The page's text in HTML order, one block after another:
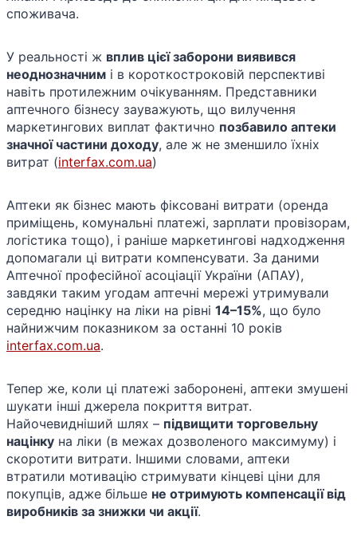
споживача.
У реальності ж вплив цієї заборони виявився
неоднозначним і в короткостроковій перспективі
навіть протилежним очікуванням. Представники
аптечного бізнесу зауважують, що вилучення
маркетингових виплат фактично позбавило аптеки
значної частини доходу, але ж не зменшило їхніх
витрат​ (interfax.com.ua)​
Аптеки як бізнес мають фіксовані витрати (оренда
приміщень, комунальні платежі, зарплати провізорам,
логістика тощо), і раніше маркетингові надходження
допомагали ці витрати компенсувати. За даними
Аптечної професійної асоціації України (АПАУ),
завдяки таким угодам аптечні мережі утримували
середню націнку на ліки на рівні 14–15%, що було
найнижчим показником за останні 10 років​
interfax.com.ua​.
Тепер же, коли ці платежі заборонені, аптеки змушені
шукати інші джерела покриття витрат.
Найочевидніший шлях – підвищити торговельну
націнку на ліки (в межах дозволеного максимуму) і
скоротити витрати. Іншими словами, аптеки
втратили мотивацію стримувати кінцеві ціни для
покупців, адже більше не отримують компенсації від
виробників за знижки чи акції.